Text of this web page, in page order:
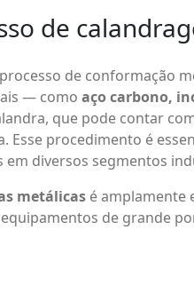
de
de conformação
— comoaço carbono,
que pode contar
Esse procedimento é
diversos segmentos
metálicas